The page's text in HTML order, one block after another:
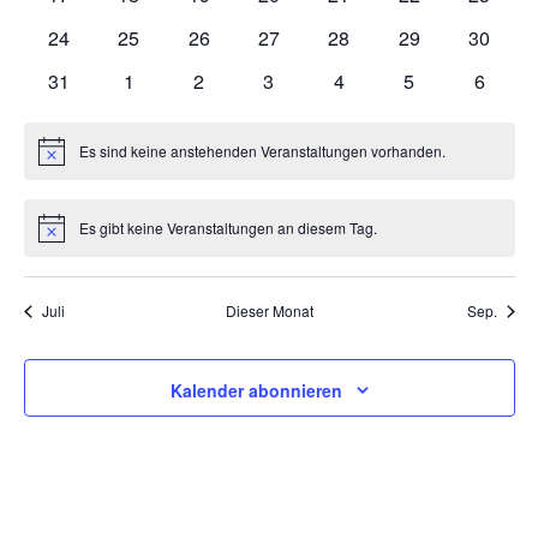
0
24
0
25
0
26
0
27
0
28
0
29
0
30
0
31
0
1
0
2
0
3
0
4
0
5
0
6
HinweisEs sind keine anstehenden Veranstaltungen vorhanden.
HinweisEs gibt keine Veranstaltungen an diesem Tag.
Juli Dieser Monat Sep.
Kalender abonnieren